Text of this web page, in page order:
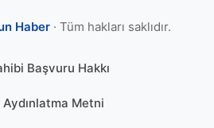
Haber· Tüm hakları saklıdır.
Başvuru Hakkı
Aydınlatma Metni